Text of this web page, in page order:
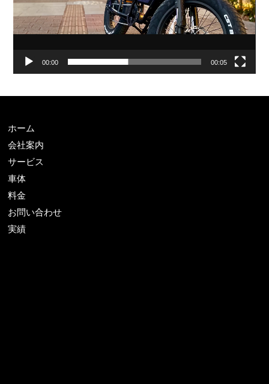
00:00 00:05
ホーム
会社案内
サービス
車体
料金
お問い合わせ
実績